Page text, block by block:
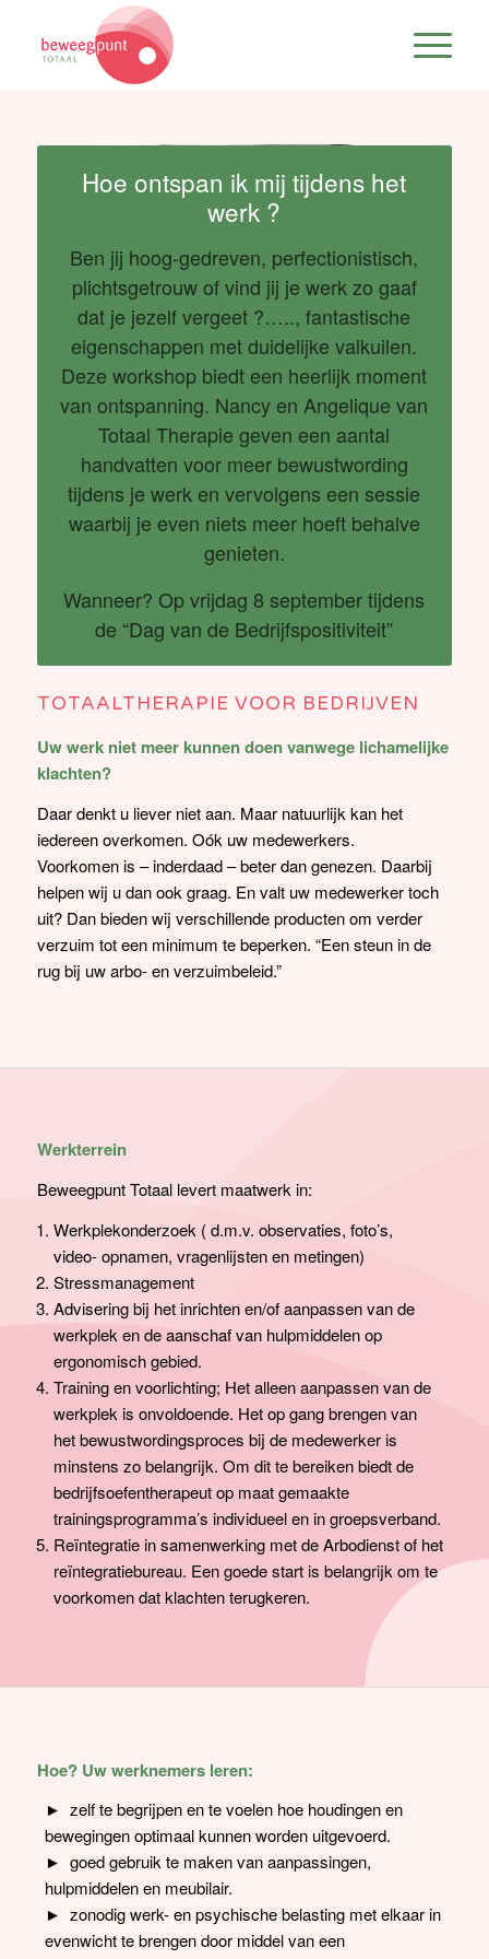
Hoe ontspan ik mij tijdens het
werk ?
Ben jij hoog-gedreven, perfectionistisch,
plichtsgetrouw of vind jij je werk zo gaaf
dat je jezelf vergeet ?….., fantastische
eigenschappen met duidelijke valkuilen.
Deze workshop biedt een heerlijk moment
van ontspanning. Nancy en Angelique van
Totaal Therapie geven een aantal
handvatten voor meer bewustwording
tijdens je werk en vervolgens een sessie
waarbij je even niets meer hoeft behalve
genieten.
Wanneer? Op vrijdag 8 september tijdens
de “Dag van de Bedrijfspositiviteit”
TOTAALTHERAPIE VOOR BEDRIJVEN
Uw werk niet meer kunnen doen vanwege lichamelijke
klachten?
Daar denkt u liever niet aan. Maar natuurlijk kan het
iedereen overkomen. Oók uw medewerkers.
Voorkomen is – inderdaad – beter dan genezen. Daarbij
helpen wij u dan ook graag. En valt uw medewerker toch
uit? Dan bieden wij verschillende producten om verder
verzuim tot een minimum te beperken. “Een steun in de
rug bij uw arbo- en verzuimbeleid.”
Werkterrein
Beweegpunt Totaal levert maatwerk in:
Werkplekonderzoek ( d.m.v. observaties, foto’s,
video- opnamen, vragenlijsten en metingen)
Stressmanagement
Advisering bij het inrichten en/of aanpassen van de
werkplek en de aanschaf van hulpmiddelen op
ergonomisch gebied.
Training en voorlichting; Het alleen aanpassen van de
werkplek is onvoldoende. Het op gang brengen van
het bewustwordingsproces bij de medewerker is
minstens zo belangrijk. Om dit te bereiken biedt de
bedrijfsoefentherapeut op maat gemaakte
trainingsprogramma’s individueel en in groepsverband.
Reïntegratie in samenwerking met de Arbodienst of het
reïntegratiebureau. Een goede start is belangrijk om te
voorkomen dat klachten terugkeren.
Hoe? Uw werknemers leren:
zelf te begrijpen en te voelen hoe houdingen en
bewegingen optimaal kunnen worden uitgevoerd.
goed gebruik te maken van aanpassingen,
hulpmiddelen en meubilair.
zonodig werk- en psychische belasting met elkaar in
evenwicht te brengen door middel van een